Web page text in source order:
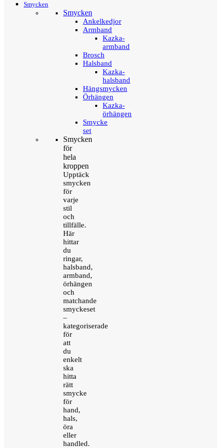
Smycken
Smycken
Ankelkedjor
Armband
Kazka-
armband
Brosch
Halsband
Kazka-
halsband
Hängsmycken
Örhängen
Kazka-
örhängen
Smycke
set
Smycken
för
hela
kroppen
Upptäck
smycken
för
varje
stil
och
tillfälle.
Här
hittar
du
ringar,
halsband,
armband,
örhängen
och
matchande
smyckeset
–
kategoriserade
för
att
du
enkelt
ska
hitta
rätt
smycke
för
hand,
hals,
öra
eller
handled.